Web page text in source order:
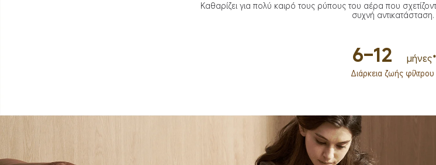
Καθαρίζει για πολύ καιρό τους ρύπους του αέρα που
συχνή αντικατάσταση.
6–12 μήνες*
Διάρκεια ζωής φίλτρου